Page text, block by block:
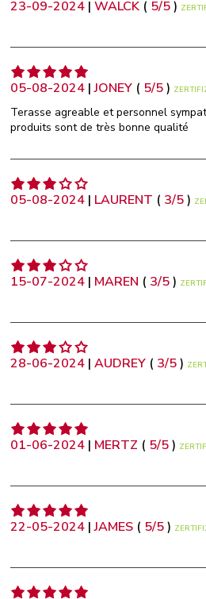
23-09-2024 |WALCK ( 5/5)
05-08-2024 |JONEY ( 5/5)
Terasse agreable et personnel
produits sont de très bonne qualité
05-08-2024 | LAURENT ( 3/5)
15-07-2024 | MAREN ( 3/5)
28-06-2024 |AUDREY ( 3/5)
01-06-2024 | MERTZ ( 5/5)
22-05-2024 |JAMES ( 5/5)